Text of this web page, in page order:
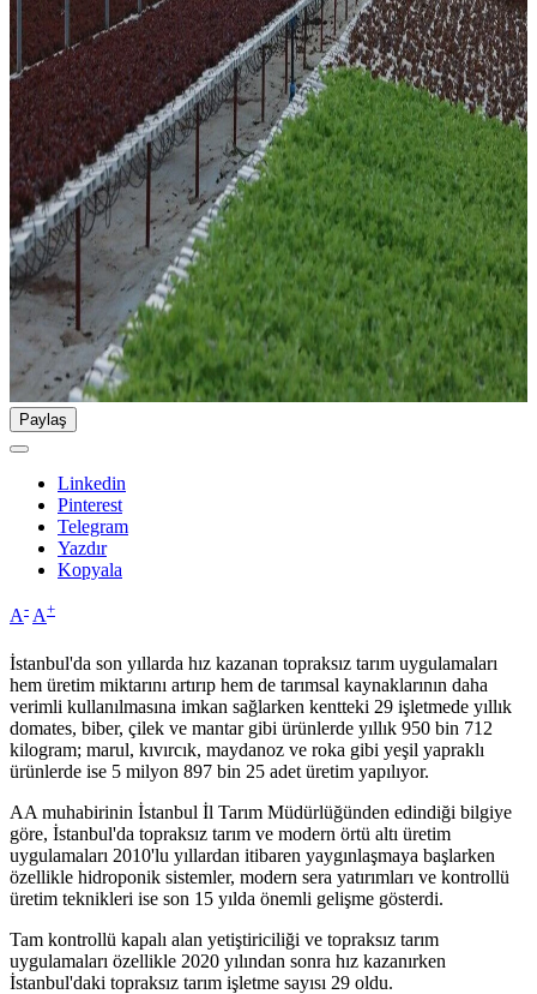
Paylaş
Linkedin
Pinterest
Telegram
Yazdır
Kopyala
A- A+
İstanbul'da son yıllarda hız kazanan topraksız tarım uygulamaları
hem üretim miktarını artırıp hem de tarımsal kaynaklarının daha
verimli kullanılmasına imkan sağlarken kentteki 29 işletmede yıllık
domates, biber, çilek ve mantar gibi ürünlerde yıllık 950 bin 712
kilogram; marul, kıvırcık, maydanoz ve roka gibi yeşil yapraklı
ürünlerde ise 5 milyon 897 bin 25 adet üretim yapılıyor.
AA muhabirinin İstanbul İl Tarım Müdürlüğünden edindiği bilgiye
göre, İstanbul'da topraksız tarım ve modern örtü altı üretim
uygulamaları 2010'lu yıllardan itibaren yaygınlaşmaya başlarken
özellikle hidroponik sistemler, modern sera yatırımları ve kontrollü
üretim teknikleri ise son 15 yılda önemli gelişme gösterdi.
Tam kontrollü kapalı alan yetiştiriciliği ve topraksız tarım
uygulamaları özellikle 2020 yılından sonra hız kazanırken
İstanbul'daki topraksız tarım işletme sayısı 29 oldu.